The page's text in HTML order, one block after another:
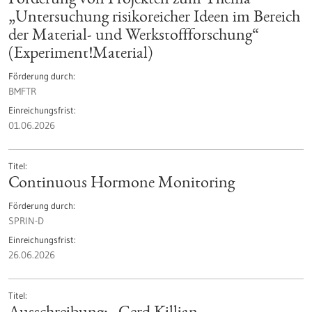
„Untersuchung risikoreicher Ideen im Bereich
der Material- und Werkstoffforschung“
(Experiment!Material)
Förderung durch
BMFTR
Einreichungsfrist
01.06.2026
Titel
Continuous Hormone Monitoring
Förderung durch
SPRIN-D
Einreichungsfrist
26.06.2026
Titel